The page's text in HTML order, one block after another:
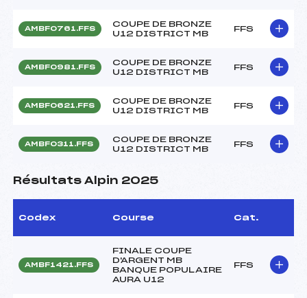
AMBF0761.FFS
COUPE DE BRONZE
U12 DISTRICT MB
FFS
AMBF0981.FFS
COUPE DE BRONZE
U12 DISTRICT MB
FFS
AMBF0621.FFS
COUPE DE BRONZE
U12 DISTRICT MB
FFS
AMBF0311.FFS
COUPE DE BRONZE
U12 DISTRICT MB
FFS
Résultats Alpin 2025
Codex Course Cat.
AMBF1421.FFS
FINALE COUPE
D'ARGENT MB
BANQUE POPULAIRE
AURA U12
FFS